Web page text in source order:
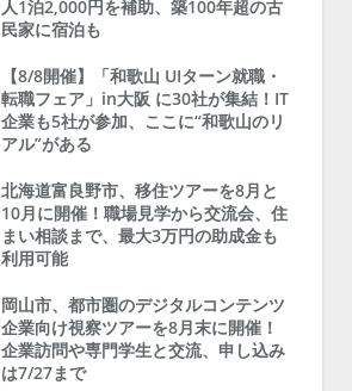
人1泊2,000円を補助、築100年超の古
民家に宿泊も
【8/8開催】「和歌山 UIターン就職・
転職フェア」in大阪 に30社が集結！IT
企業も5社が参加、ここに“和歌山のリ
アル”がある
北海道富良野市、移住ツアーを8月と
10月に開催！職場見学から交流会、住
まい相談まで、最大3万円の助成金も
利用可能
岡山市、都市圏のデジタルコンテンツ
企業向け視察ツアーを8月末に開催！
企業訪問や専門学生と交流、申し込み
は7/27まで